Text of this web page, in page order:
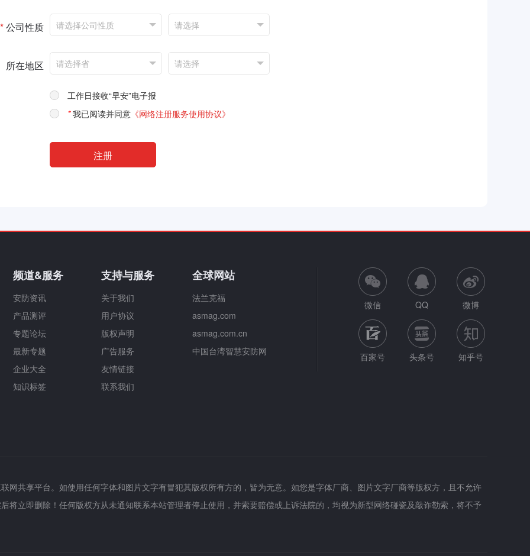
*公司性质
所在地区
工作日接收“早安”电子报
*我已阅读并同意 《网络注册服务使用协议》
频道&服务
安防资讯
产品测评
专题论坛
最新专题
企业大全
知识标签
支持与服务
关于我们
用户协议
版权声明
广告服务
友情链接
联系我们
全球网站
法兰克福
asmag.com
asmag.com.cn
中国台湾智慧安防网
微信 QQ 微博
百家号 头条号 知乎号
网共享平台。如使用任何字体和图片文字有冒犯其版权所有方的，皆为无意。如您是字体厂商、图片文字厂商等版权方，且不允许
将立即删除！任何版权方从未通知联系本站管理者停止使用，并索要赔偿或上诉法院的，均视为新型网络碰瓷及敲诈勒索，将不予